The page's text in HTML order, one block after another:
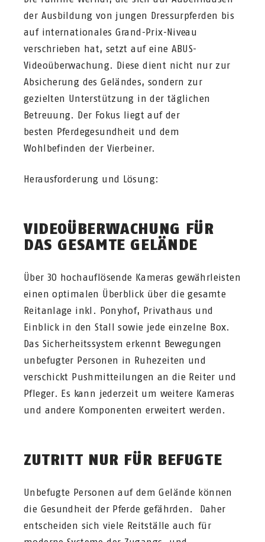
der Ausbildung von jungen Dressurpferden bis
auf internationales Grand-Prix-Niveau
verschrieben hat, setzt auf eine ABUS-
Videoüberwachung. Diese dient nicht nur zur
Absicherung des Geländes, sondern zur
gezielten Unterstützung in der täglichen
Betreuung. Der Fokus liegt auf der
besten Pferdegesundheit und dem
Wohlbefinden der Vierbeiner.
Herausforderung und Lösung:
VIDEOÜBERWACHUNG FÜR
DAS GESAMTE GELÄNDE
Über 30 hochauflösende Kameras gewährleisten
einen optimalen Überblick über die gesamte
Reitanlage inkl. Ponyhof, Privathaus und
Einblick in den Stall sowie jede einzelne Box.
Das Sicherheitssystem erkennt Bewegungen
unbefugter Personen in Ruhezeiten und
verschickt Pushmitteilungen an die Reiter und
Pfleger. Es kann jederzeit um weitere Kameras
und andere Komponenten erweitert werden.
ZUTRITT NUR FÜR BEFUGTE
Unbefugte Personen auf dem Gelände können
die Gesundheit der Pferde gefährden. Daher
entscheiden sich viele Reitställe auch für